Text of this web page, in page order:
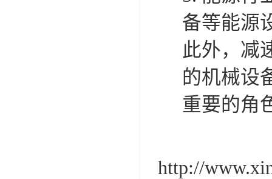
备等能源
此外，减
的机械设
重要的角
http://